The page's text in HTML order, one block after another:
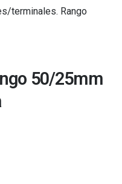
terminales. Rango
50/25mm